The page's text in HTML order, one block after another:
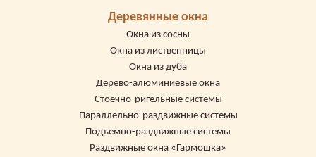
Деревянные окна
Окна из сосны
Окна из лиственницы
Окна из дуба
Дерево-алюминиевые окна
Стоечно-ригельные системы
Параллельно-раздвижные системы
Подъемно-раздвижные системы
Раздвижные окна «Гармошка»